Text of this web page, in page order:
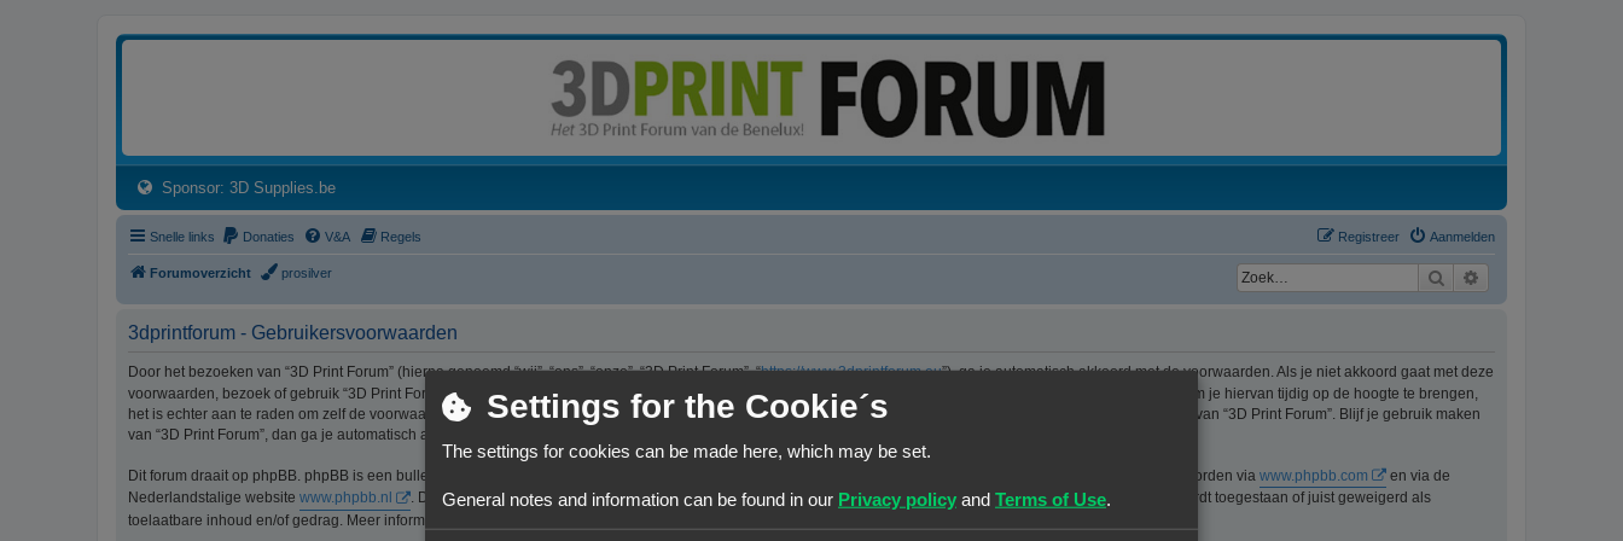
Sponsor: 3D Supplies.be(Opens a new tab)
Snelle links Donaties V&A Regels Aanmelden
Registreer
Forumoverzicht prosilver Zoek
3dprintforum - Gebruikersvoorwaarden
Door het bezoeken van “3D Print Forum” (hierna genoemd “wij”, “ons”, “onze”, “3D Print Forum”, “https://www.3dprintforum.eu”), ga je automatisch akkoord met de voorwaarden. Als je niet akkoord gaat met deze
voorwaarden, bezoek of gebruik “3D Print Forum” dan niet langer. We hebben het recht om de voorwaarden op ieder moment te wijzigen en zullen ons best doen om je hiervan tijdig op de hoogte te brengen,
het is echter aan te raden om zelf de voorwaarden regelmatig te controleren op wijzigingen. Ga je niet akkoord met deze wijzigingen, maak dan niet langer gebruik van “3D Print Forum”. Blijf je gebruik maken
van “3D Print Forum”, dan ga je automatisch akkoord met de wijzigingen en of toevoegingen.
Dit forum draait op phpBB. phpBB is een bulletinboardoplossing die is uitgebracht onder de “GNU General Public License v2” (hierna “GPL”) en kan gedownload worden via www.phpbb.com
en via de
Nederlandstalige website www.phpbb.nl
. De phpBB-software maakt internetgebaseerde discussies mogelijk. phpBB Limited is niet verantwoordelijk voor wat wordt toegestaan of juist geweigerd als
toelaatbare inhoud en/of gedrag. Meer informatie over phpBB kun je vinden op
Settings for the Cookie´s
The settings for cookies can be made here, which may be set.
General notes and information can be found in our Privacy policy and Terms of Use.